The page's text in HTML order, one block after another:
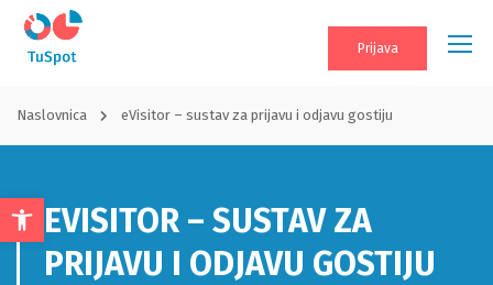
Open
Prijava
Naslovnica eVisitor – sustav za prijavu i odjavu gostiju
EVISITOR – SUSTAV ZA
PRIJAVU I ODJAVU GOSTIJU